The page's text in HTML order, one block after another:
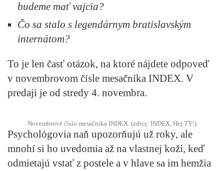
budeme mať vajcia?
Čo sa stalo s legendárnym bratislavským
internátom?
To je len časť otázok, na ktoré nájdete odpoveď
v novembrovom čísle mesačníka INDEX. V
predaji je od stredy 4. novembra.
Novembrové číslo mesačníka INDEX. (zdroj: INDEX, Hej TY!)
Psychológovia naň upozorňujú už roky, ale
mnohí si ho uvedomia až na vlastnej koži, keď
odmietajú vstať z postele a v hlave sa im hemžia